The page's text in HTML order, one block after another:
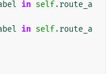
in self.route_a
in self.route_a